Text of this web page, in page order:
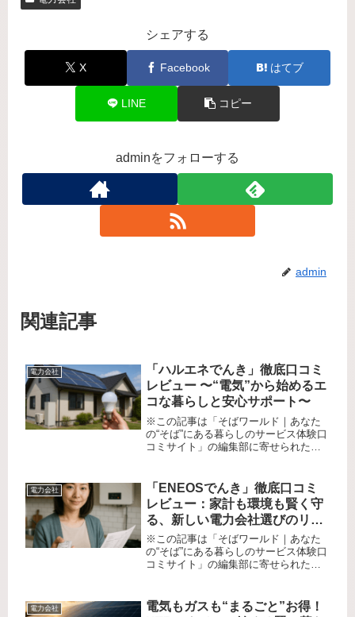
シェアする
X Facebook はてブ
LINE コピー
adminをフォローする
admin
関連記事
電力会社
「ハルエネでんき」徹底口コミ
レビュー 〜“電気”から始めるエ
コな暮らしと安心サポート〜
※この記事は「そばワールド｜あなた
の“そば”にある暮らしのサービス体験口
コミサイト」の編集部に寄せられた各
う」「再生可能エネルギーを使うと料
金が高くなりそう…」「電力会社の...
電力会社
「ENEOSでんき」徹底口コミ
レビュー：家計も環境も賢く守
る、新しい電力会社選びのリア
ル体験
※この記事は「そばワールド｜あなた
の“そば”にある暮らしのサービス体験口
コミサイト」の編集部に寄せられた各
るの？」 そう思ってなかなか行動でき
電力会社
電気もガスも“まるごと”お得！